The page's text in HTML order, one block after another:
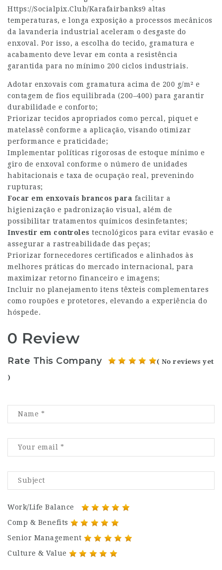
Https://Socialpix.Club/Karafairbanks9 altas
temperaturas, e longa exposição a processos mecânicos
da lavanderia industrial aceleram o desgaste do
enxoval. Por isso, a escolha do tecido, gramatura e
acabamento deve levar em conta a resistência
garantida para no mínimo 200 ciclos industriais.
Adotar enxovais com gramatura acima de 200 g/m² e
contagem de fios equilibrada (200–400) para garantir
durabilidade e conforto;
Priorizar tecidos apropriados como percal, piquet e
matelassê conforme a aplicação, visando otimizar
performance e praticidade;
Implementar políticas rigorosas de estoque mínimo e
giro de enxoval conforme o número de unidades
habitacionais e taxa de ocupação real, prevenindo
rupturas;
Focar em enxovais brancos para facilitar a
higienização e padronização visual, além de
possibilitar tratamentos químicos desinfetantes;
Investir em controles tecnológicos para evitar evasão e
assegurar a rastreabilidade das peças;
Priorizar fornecedores certificados e alinhados às
melhores práticas do mercado internacional, para
maximizar retorno financeiro e imagens;
Incluir no planejamento itens têxteis complementares
como roupões e protetores, elevando a experiência do
hóspede.
0 Review
Rate This Company ( No reviews yet
)
Work/Life Balance
Comp & Benefits
Senior Management
Culture & Value